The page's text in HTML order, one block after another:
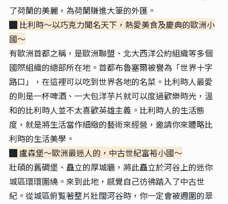
了荷蘭的美麗，為荷蘭賺進大筆的外匯。
█ 比利時～以巧克力聞名天下，熱愛美食及慶典的歐洲小
國～
有歐洲首都之稱，是歐洲聯盟、北大西洋公約組織等多個
國際組織的總部所在地。首都布魯塞爾被譽為「世界十字
路口」，在這裡可以吃到世界各地的名菜。比利時人最愛
的則是一杯啤酒、一大包洋芋片就可以度過歡樂時光，溫
和的比利時人並不太喜歡英雄主義。比利時人的生活態
度，就是將生活當作細緻的藝術來經營，邀請你來體略比
利時的生活美學。
█ 盧森堡～歐洲最迷人的，中古世紀富裕小國～
壯碩的舊碉堡、矗立的厚城牆，將此矗立於河谷上的迷你
城區環環圍繞。來到此地，感覺自己彷彿踏入了中古世
紀。從城區俯覧著整片壯闊河谷時，你一定會被週圍的翠